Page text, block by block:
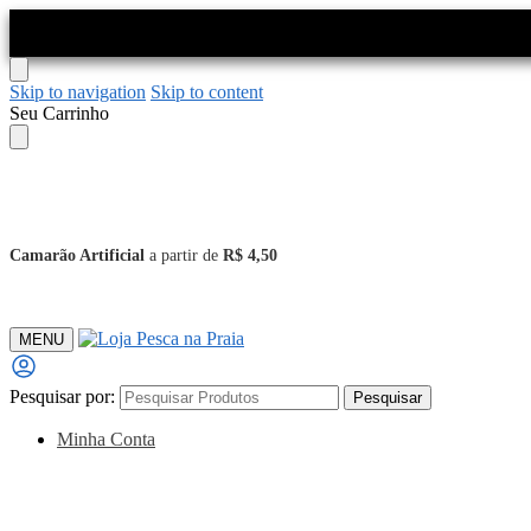
Skip to navigation Skip to content
Seu Carrinho
Camarão Artificial a partir de R$ 4,50
MENU
Pesquisar por: Pesquisar
Minha Conta